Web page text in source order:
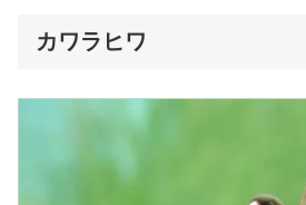
カワラヒワ